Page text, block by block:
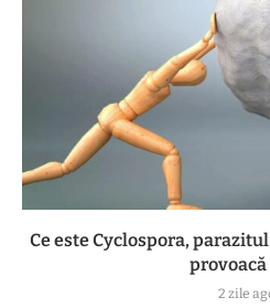
Ce este Cyclospora,
provoacă
2 zile